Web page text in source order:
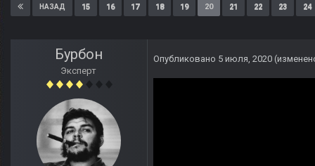
НАЗАД 15 16 17 18 19 20 21 22 23 24
Бурбон
Эксперт
Опубликовано 5 июля, 2020